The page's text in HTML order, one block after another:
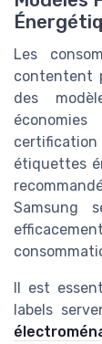
Les
contentent
des
étiquettes
Samsung
Il est
labels